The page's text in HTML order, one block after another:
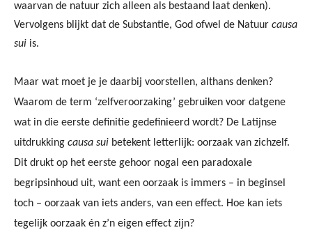
waarvan de natuur zich alleen als bestaand laat denken).
Vervolgens blijkt dat de Substantie, God ofwel de Natuur causa
sui is.
Maar wat moet je je daarbij voorstellen, althans denken?
Waarom de term ‘zelfveroorzaking’ gebruiken voor datgene
wat in die eerste definitie gedefinieerd wordt? De Latijnse
uitdrukking causa sui betekent letterlijk: oorzaak van zichzelf.
Dit drukt op het eerste gehoor nogal een paradoxale
begripsinhoud uit, want een oorzaak is immers – in beginsel
toch – oorzaak van iets anders, van een effect. Hoe kan iets
tegelijk oorzaak én z’n eigen effect zijn?